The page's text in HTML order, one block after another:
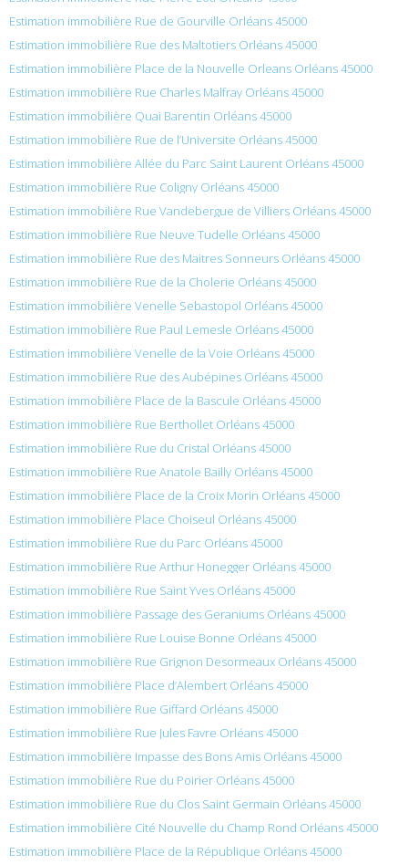
Estimation immobilière Rue de Gourville Orléans 45000
Estimation immobilière Rue des Maltotiers Orléans 45000
Estimation immobilière Place de la Nouvelle Orleans Orléans 45000
Estimation immobilière Rue Charles Malfray Orléans 45000
Estimation immobilière Quai Barentin Orléans 45000
Estimation immobilière Rue de l’Universite Orléans 45000
Estimation immobilière Allée du Parc Saint Laurent Orléans 45000
Estimation immobilière Rue Coligny Orléans 45000
Estimation immobilière Rue Vandebergue de Villiers Orléans 45000
Estimation immobilière Rue Neuve Tudelle Orléans 45000
Estimation immobilière Rue des Maitres Sonneurs Orléans 45000
Estimation immobilière Rue de la Cholerie Orléans 45000
Estimation immobilière Venelle Sebastopol Orléans 45000
Estimation immobilière Rue Paul Lemesle Orléans 45000
Estimation immobilière Venelle de la Voie Orléans 45000
Estimation immobilière Rue des Aubépines Orléans 45000
Estimation immobilière Place de la Bascule Orléans 45000
Estimation immobilière Rue Berthollet Orléans 45000
Estimation immobilière Rue du Cristal Orléans 45000
Estimation immobilière Rue Anatole Bailly Orléans 45000
Estimation immobilière Place de la Croix Morin Orléans 45000
Estimation immobilière Place Choiseul Orléans 45000
Estimation immobilière Rue du Parc Orléans 45000
Estimation immobilière Rue Arthur Honegger Orléans 45000
Estimation immobilière Rue Saint Yves Orléans 45000
Estimation immobilière Passage des Geraniums Orléans 45000
Estimation immobilière Rue Louise Bonne Orléans 45000
Estimation immobilière Rue Grignon Desormeaux Orléans 45000
Estimation immobilière Place d’Alembert Orléans 45000
Estimation immobilière Rue Giffard Orléans 45000
Estimation immobilière Rue Jules Favre Orléans 45000
Estimation immobilière Impasse des Bons Amis Orléans 45000
Estimation immobilière Rue du Poirier Orléans 45000
Estimation immobilière Rue du Clos Saint Germain Orléans 45000
Estimation immobilière Cité Nouvelle du Champ Rond Orléans 45000
Estimation immobilière Place de la République Orléans 45000